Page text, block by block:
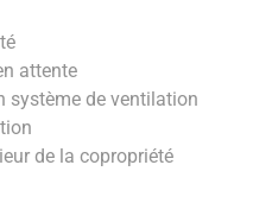
attente
système de ventilation
de la copropriété